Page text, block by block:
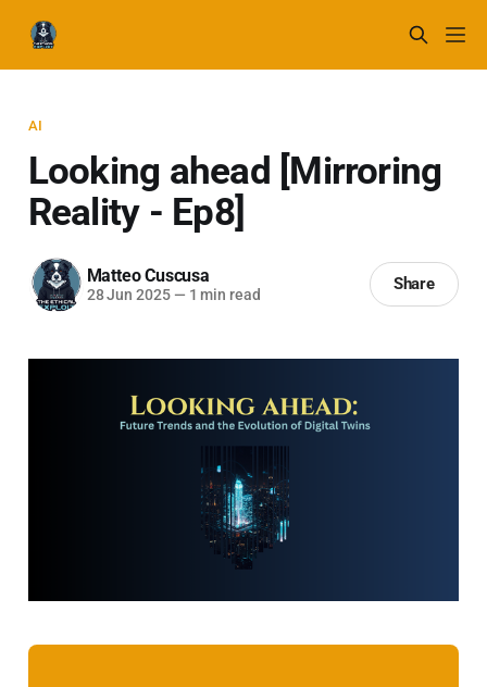
AI
Looking ahead [Mirroring
Reality - Ep8]
Matteo Cuscusa
28 Jun 2025 — 1 min read
Share